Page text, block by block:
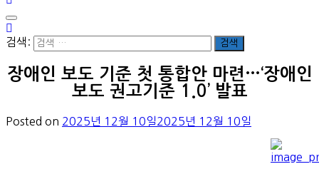
검색:
장애인 보도 기준 첫 통합안 마련…‘장애인
보도 권고기준 1.0’ 발표
Posted on 2025년 12월 10일2025년 12월 10일